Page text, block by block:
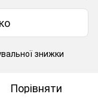
знижки
Порівняти